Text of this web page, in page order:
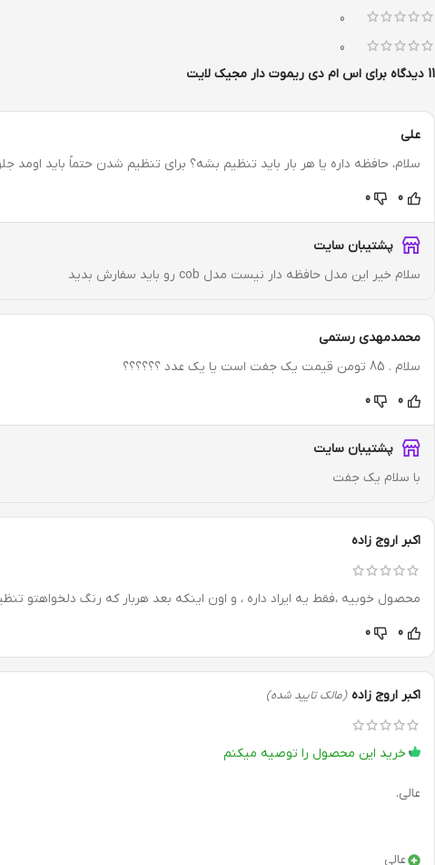
0
0
11 دیدگاه برای
اس ام دی ریموت دار مجیک لایت
علی
سلام، حافظه داره یا هر بار باید تنظیم بشه؟ برای تنظیم شدن حتماً باید اومد
0
0
پشتیبان سایت
سلام خیر این مدل حافظه دار نیست مدل cob رو باید سفارش بدید
محمدمهدی رستمی
سلام . 85 تومن قیمت یک جفت است یا یک عدد ؟؟؟؟؟؟
0
0
پشتیبان سایت
با سلام یک جفت
اکبر اروج زاده
محصول خوبیه ،فقط یه ایراد داره ، و اون اینکه بعد هربار که رنگ
0
0
اکبر اروج زاده (مالک تایید شده)
خرید این محصول را توصیه میکنم
عالی.
عالی